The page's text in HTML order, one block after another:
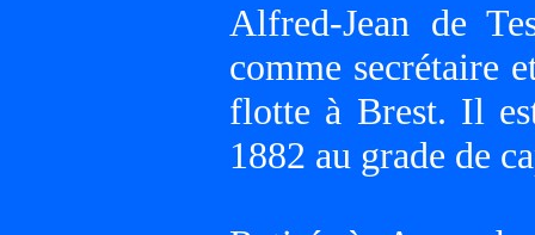
Alfred-Jean de
comme secrétaire
flotte à Brest. Il
1882 au grade de